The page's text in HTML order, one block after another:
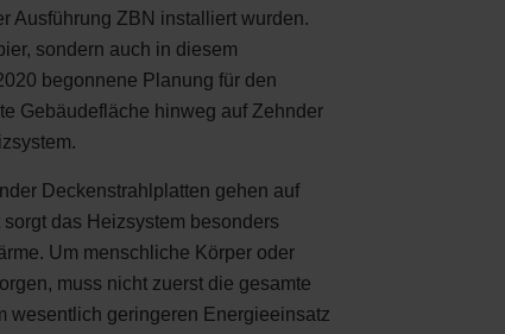
Ausführung ZBN installiert wurden.
sondern auch in diesem
begonnene Planung für den
Gebäudefläche hinweg auf Zehnder
Deckenstrahlplatten gehen auf
das Heizsystem besonders
Um menschliche Körper oder
muss nicht zuerst die gesamte
wesentlich geringeren Energieeinsatz